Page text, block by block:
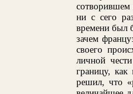
сотворившем
ни с сего
времени был
зачем
своего
личной
границу,
решил, что